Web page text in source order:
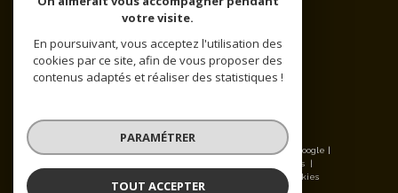
Adhérents
© 2026 | Tous droits réservés | Traduction powered by Google |
Mentions légales
Cookies
votre visite.
En poursuivant, vous acceptez l'utilisation des
cookies par ce site, afin de vous proposer des
contenus adaptés et réaliser des statistiques !
PARAMÉTRER
TOUT ACCEPTER